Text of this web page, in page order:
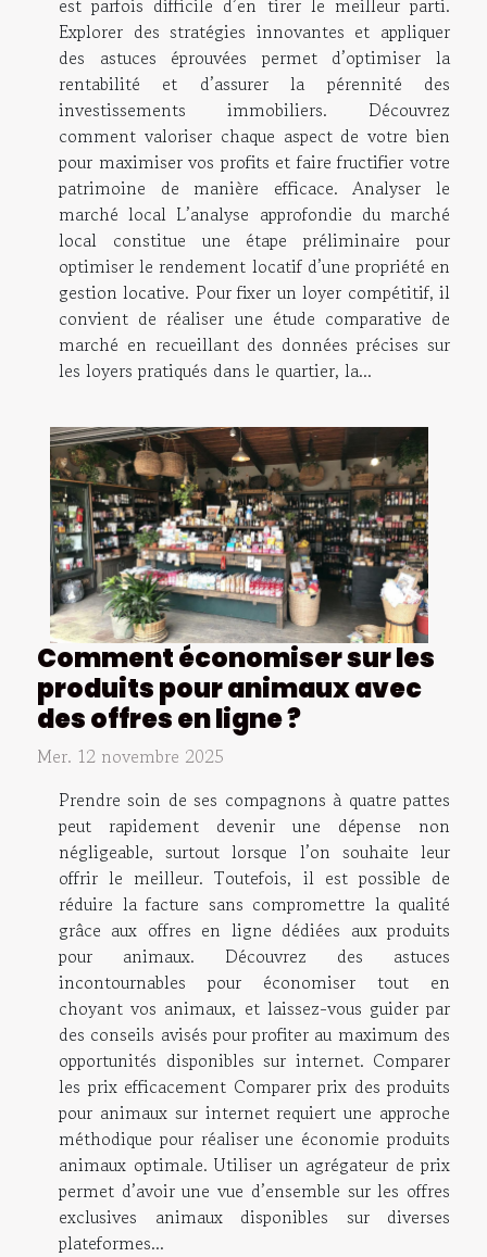
Explorer des stratégies innovantes et appliquer
des astuces éprouvées permet d’optimiser la
rentabilité et d’assurer la pérennité des
investissements immobiliers. Découvrez
comment valoriser chaque aspect de votre bien
pour maximiser vos profits et faire fructifier votre
patrimoine de manière efficace. Analyser le
marché local L’analyse approfondie du marché
local constitue une étape préliminaire pour
optimiser le rendement locatif d’une propriété en
gestion locative. Pour fixer un loyer compétitif, il
convient de réaliser une étude comparative de
marché en recueillant des données précises sur
les loyers pratiqués dans le quartier, la...
Comment économiser sur les
produits pour animaux avec
des offres en ligne ?
Mer. 12 novembre 2025
Prendre soin de ses compagnons à quatre pattes
peut rapidement devenir une dépense non
négligeable, surtout lorsque l’on souhaite leur
offrir le meilleur. Toutefois, il est possible de
réduire la facture sans compromettre la qualité
grâce aux offres en ligne dédiées aux produits
pour animaux. Découvrez des astuces
incontournables pour économiser tout en
choyant vos animaux, et laissez-vous guider par
des conseils avisés pour profiter au maximum des
opportunités disponibles sur internet. Comparer
les prix efficacement Comparer prix des produits
pour animaux sur internet requiert une approche
méthodique pour réaliser une économie produits
animaux optimale. Utiliser un agrégateur de prix
permet d’avoir une vue d’ensemble sur les offres
exclusives animaux disponibles sur diverses
plateformes...